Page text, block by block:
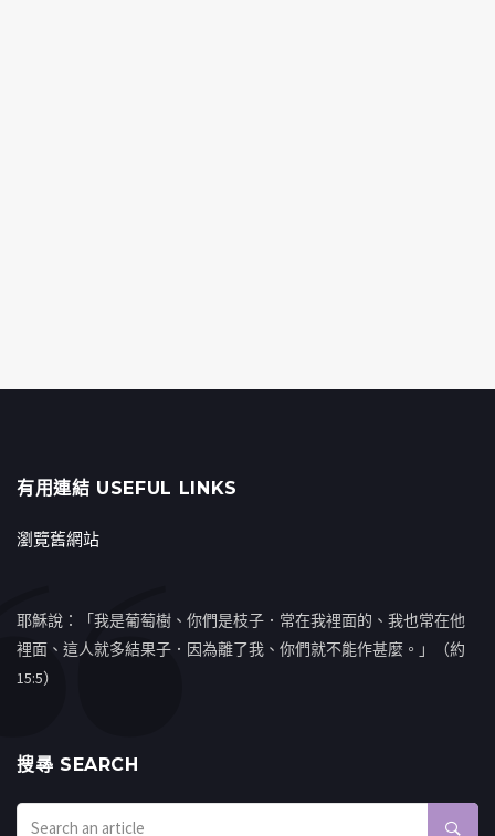
有用連結 USEFUL LINKS
瀏覽舊網站
耶穌說：「我是葡萄樹、你們是枝子．常在我裡面的、我也常在他
裡面、這人就多結果子．因為離了我、你們就不能作甚麼。」（約
15:5）
搜㝷 SEARCH